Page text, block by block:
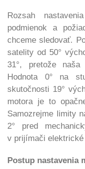
Rozsah
podmienok a
chceme sledovať.
satelity od 50°
31°, pretože
Hodnota 0° na
skutočnosti 19°
motora je to
Samozrejme limity
2° pred
v prijímači elektrické
Postup nastavenia